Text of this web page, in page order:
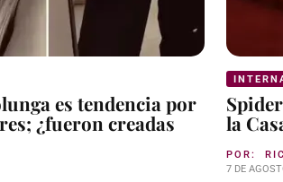
es tendencia por
¿fueron creadas
la
POR:
7 DE